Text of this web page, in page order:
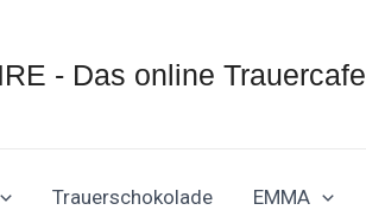
- Das online Trauercafe
Trauerschokolade EMMA